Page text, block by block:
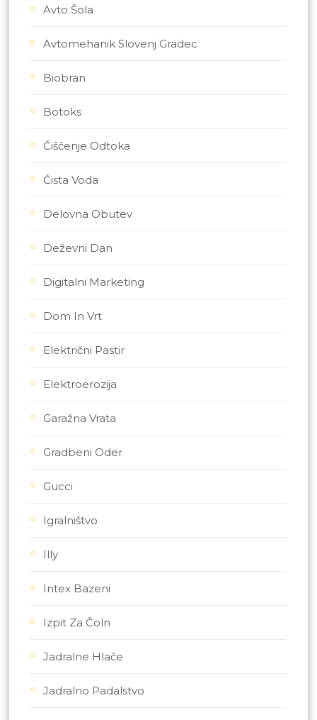
Avto Šola
Avtomehanik Slovenj Gradec
Biobran
Botoks
Čiščenje Odtoka
Čista Voda
Delovna Obutev
Deževni Dan
Digitalni Marketing
Dom In Vrt
Električni Pastir
Elektroerozija
Garažna Vrata
Gradbeni Oder
Gucci
Igralništvo
Illy
Intex Bazeni
Izpit Za Čoln
Jadralne Hlače
Jadralno Padalstvo